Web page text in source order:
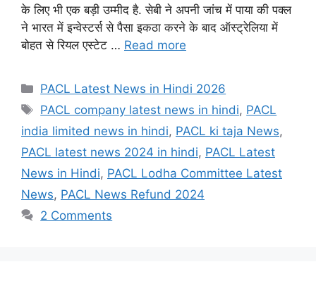
के लिए भी एक बड़ी उम्मीद है. सेबी ने अपनी जांच में पाया की पक्ल
ने भारत में इन्वेस्टर्स से पैसा इकठा करने के बाद ऑस्ट्रेलिया में
बोहत से रियल एस्टेट … Read more
Categories
PACL Latest News in Hindi 2026
Tags
PACL company latest news in hindi, PACL
india limited news in hindi, PACL ki taja News,
PACL latest news 2024 in hindi, PACL Latest
News in Hindi, PACL Lodha Committee Latest
News, PACL News Refund 2024
2 Comments